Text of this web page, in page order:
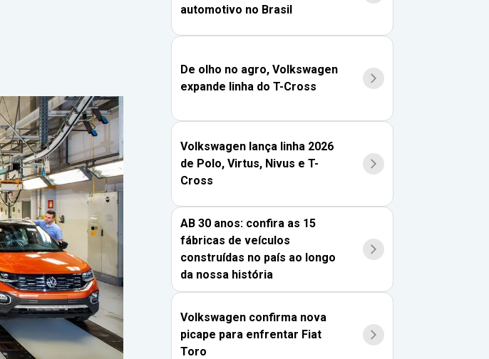
automotivo no Brasil
De olho no agro, Volkswagen
expande linha do T-Cross
Volkswagen lança linha 2026
de Polo, Virtus, Nivus e T-
Cross
AB 30 anos: confira as 15
fábricas de veículos
construídas no país ao longo
da nossa história
Volkswagen confirma nova
picape para enfrentar Fiat
Toro